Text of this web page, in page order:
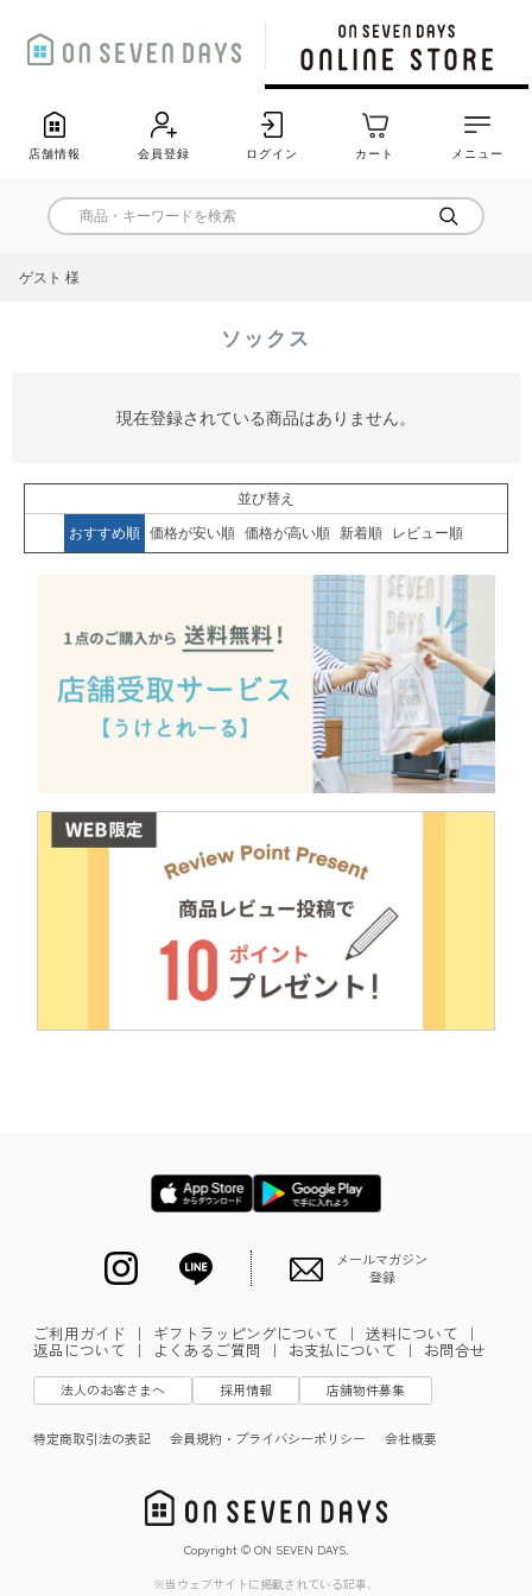
店舗情報 会員登録 ログイン カート メニュー
ゲスト 様
ソックス
現在登録されている商品はありません。
並び替え
おすすめ順 価格が安い順 価格が高い順 新着順 レビュー順
メールマガジン
登録
ご利用ガイド ｜ ギフトラッピングについて ｜ 送料について ｜
返品について ｜ よくあるご質問 ｜ お支払について ｜ お問合せ
法人のお客さまへ 採用情報 店舗物件募集
特定商取引法の表記 会員規約・プライバシーポリシー 会社概要
Copyright © ON SEVEN DAYS.
※当ウェブサイトに掲載されている記事、